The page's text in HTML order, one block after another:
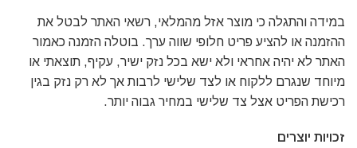
במידה והתגלה כי מוצר אזל מהמלאי, רשאי האתר לבטל את
ההזמנה או להציע פריט חלופי שווה ערך. בוטלה הזמנה כאמור
האתר לא יהיה אחראי ולא ישא בכל נזק ישיר, עקיף, תוצאתי או
מיוחד שנגרם ללקוח או לצד שלישי לרבות אך לא רק נזק בגין
רכישת הפריט אצל צד שלישי במחיר גבוה יותר.
זכויות יוצרים